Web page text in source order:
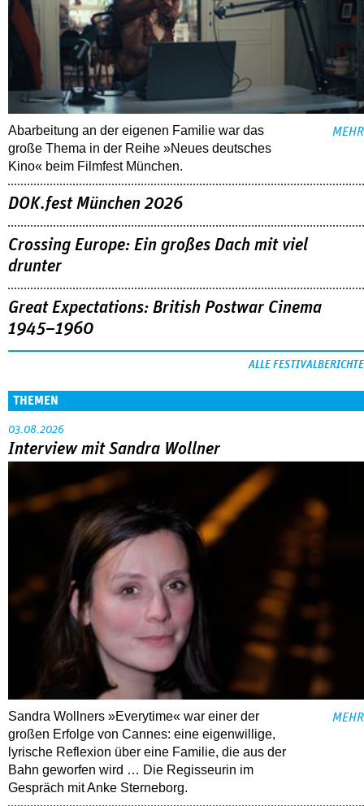
Abarbeitung an der eigenen Familie war das
große Thema in der Reihe »Neues deutsches
Kino« beim Filmfest München.
MEHR
DOK.fest München 2026
Crossing Europe: Ein großes Dach mit viel
drunter
Great Expectations: British Postwar Cinema
1945–1960
ALLE FESTIVALBERICHTE
THEMEN
03.08.2026
Interview mit Sandra Wollner
Sandra Wollners »Everytime« war einer der
großen Erfolge von Cannes: eine eigenwillige,
lyrische Reflexion über eine ­Familie, die aus der
Bahn geworfen wird … Die Regisseurin im
Gespräch mit Anke Sterneborg.
MEHR